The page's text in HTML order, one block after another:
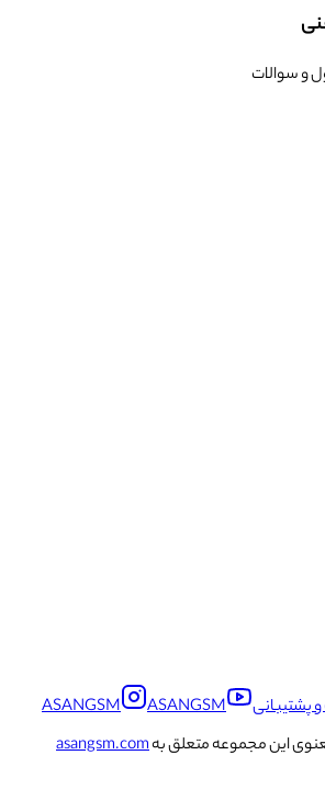
و سوالات
پشتیبانی ASANGSM
ASANGSM
این مجموعه متعلق بهasangsm.com